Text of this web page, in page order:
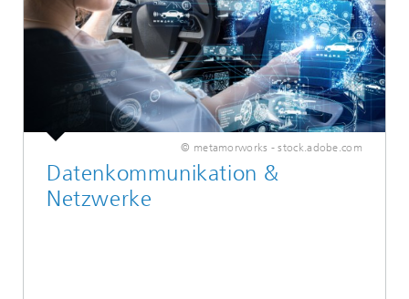
© metamorworks - stock.adobe.com
Datenkommunikation &
Netzwerke